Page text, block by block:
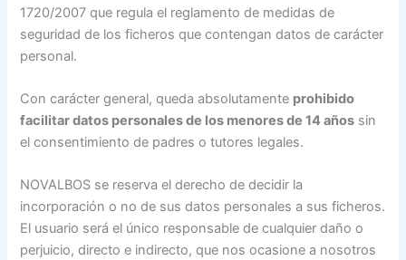
1720/2007 que regula el reglamento de medidas de
seguridad de los ficheros que contengan datos de carácter
personal.
Con carácter general, queda absolutamente prohibido
facilitar datos personales de los menores de 14 años sin
el consentimiento de padres o tutores legales.
NOVALBOS se reserva el derecho de decidir la
incorporación o no de sus datos personales a sus ficheros.
El usuario será el único responsable de cualquier daño o
perjuicio, directo e indirecto, que nos ocasione a nosotros